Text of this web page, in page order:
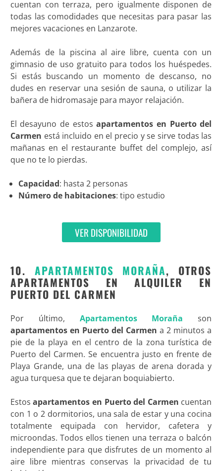
cuentan con terraza, pero igualmente disponen de
todas las comodidades que necesitas para pasar las
mejores vacaciones en Lanzarote.
Además de la piscina al aire libre, cuenta con un
gimnasio de uso gratuito para todos los huéspedes.
Si estás buscando un momento de descanso, no
dudes en reservar una sesión de sauna, o utilizar la
bañera de hidromasaje para mayor relajación.
El desayuno de estosapartamentos en Puerto del
Carmen está incluido en el precio y se sirve todas las
mañanas en el restaurante buffet del complejo, así
que no te lo pierdas.
Capacidad: hasta 2 personas
Número de habitaciones: tipo estudio
VER DISPONIBILIDAD
10. APARTAMENTOS MORAÑA, OTROS
APARTAMENTOS EN ALQUILER EN
PUERTO DEL CARMEN
Por último, Apartamentos Moraña son
apartamentos en Puerto del Carmen a 2 minutos a
pie de la playa en el centro de la zona turística de
Puerto del Carmen. Se encuentra justo en frente de
Playa Grande, una de las playas de arena dorada y
agua turquesa que te dejaran boquiabierto.
Estosapartamentos en Puerto del Carmen cuentan
con 1 o 2 dormitorios, una sala de estar y una cocina
totalmente equipada con hervidor, cafetera y
microondas. Todos ellos tienen una terraza o balcón
independiente para que disfrutes de un momento al
aire libre mientras conservas la privacidad de tu